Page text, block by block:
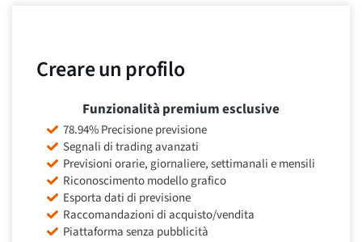
Creare un profilo
Funzionalità premium esclusive
78.94% Precisione previsione
Segnali di trading avanzati
Previsioni orarie, giornaliere, settimanali e mensili
Riconoscimento modello grafico
Esporta dati di previsione
Raccomandazioni di acquisto/vendita
Piattaforma senza pubblicità